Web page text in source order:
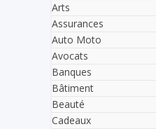
Arts
Assurances
Auto Moto
Avocats
Banques
Bâtiment
Beauté
Cadeaux